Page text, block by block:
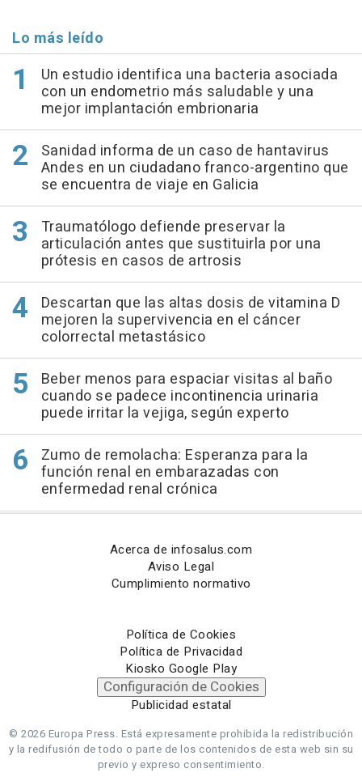
Lo más leído
Un estudio identifica una bacteria asociada
con un endometrio más saludable y una
mejor implantación embrionaria
Sanidad informa de un caso de hantavirus
Andes en un ciudadano franco-argentino que
se encuentra de viaje en Galicia
Traumatólogo defiende preservar la
articulación antes que sustituirla por una
prótesis en casos de artrosis
Descartan que las altas dosis de vitamina D
mejoren la supervivencia en el cáncer
colorrectal metastásico
Beber menos para espaciar visitas al baño
cuando se padece incontinencia urinaria
puede irritar la vejiga, según experto
Zumo de remolacha: Esperanza para la
función renal en embarazadas con
enfermedad renal crónica
Acerca de infosalus.com
Aviso Legal
Cumplimiento normativo
Política de Cookies
Política de Privacidad
Kiosko Google Play
Configuración de Cookies
Publicidad estatal
© 2026 Europa Press. Está expresamente prohibida la redistribución
y la redifusión de todo o parte de los contenidos de esta web sin su
previo y expreso consentimiento.